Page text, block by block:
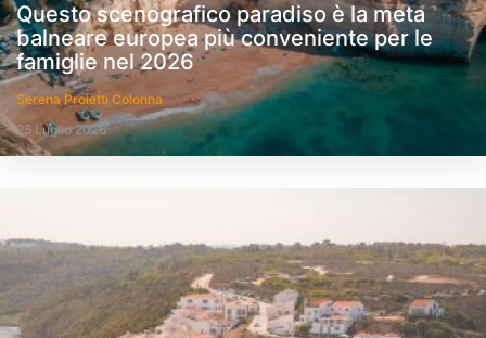
Questo scenografico paradiso è la meta
balneare europea più conveniente per le
famiglie nel 2026
Serena Proietti Colonna
25 Luglio 2026